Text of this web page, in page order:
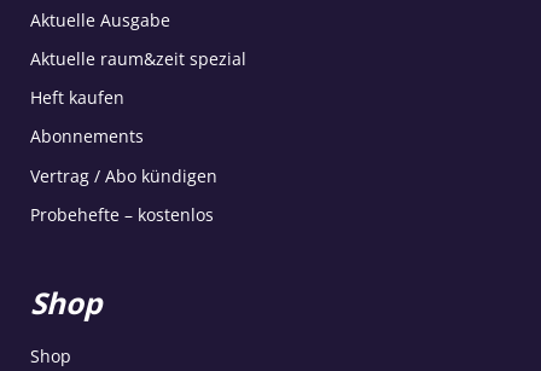
Aktuelle Ausgabe
Aktuelle raum&zeit spezial
Heft kaufen
Abonnements
Vertrag / Abo kündigen
Probehefte – kostenlos
Shop
Shop